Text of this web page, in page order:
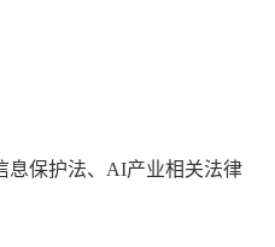
息保护法、AI产业相关法律